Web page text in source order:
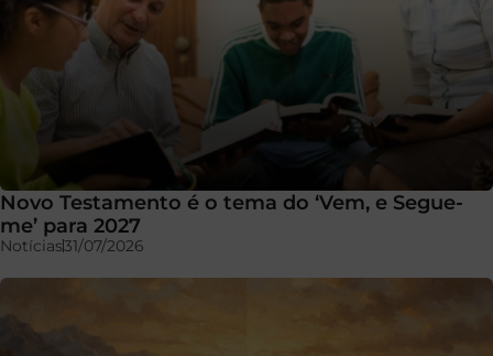
Novo Testamento é o tema do ‘Vem, e Segue-
me’ para 2027
Notícias31/07/2026